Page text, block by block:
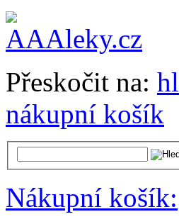
Přeskočit na:
nákupní košík
Nákupní košík: